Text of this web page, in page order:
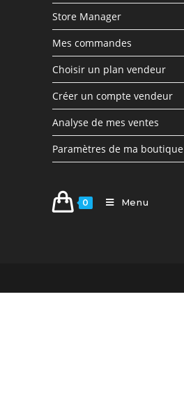
Store Manager
Mes commandes
Choisir un plan vendeur
Créer un compte vendeur
Analyse de mes ventes
Paramètres de ma boutique
0 Menu